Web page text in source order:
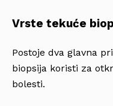
Vrste tekuće
Postoje dva glavna
biopsija koristi za
bolesti.